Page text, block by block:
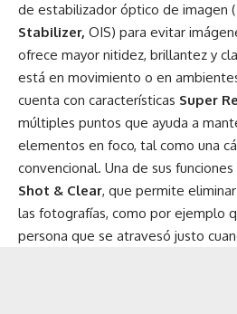
de estabilizador óptico de imagen (
Stabilizer, OIS) para evitar
ofrece mayor nitidez, brillantez y
está en movimiento o en
cuenta con características Super
múltiples puntos que ayuda a
elementos en foco, tal como una
convencional. Una de sus
Shot & Clear, que permite
las fotografías, como por ejemplo
persona que se atravesó justo